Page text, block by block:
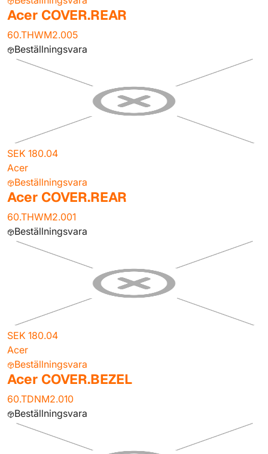
Acer COVER.REAR
60.THWM2.005
Beställningsvara
SEK 180.04
Acer
Beställningsvara
Acer COVER.REAR
60.THWM2.001
Beställningsvara
SEK 180.04
Acer
Beställningsvara
Acer COVER.BEZEL
60.TDNM2.010
Beställningsvara